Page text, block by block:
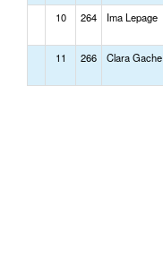
10 264 Ima Lepage
11 266 Clara Gache